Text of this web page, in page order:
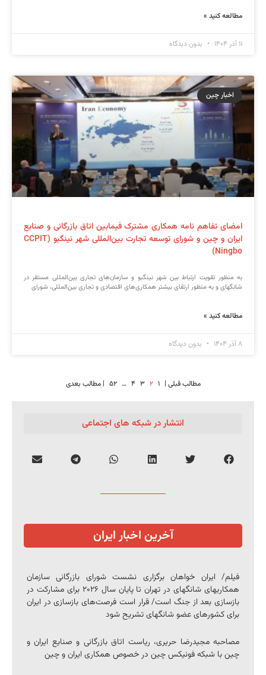
مطالعه کنید »
۱۱ آذر ۱۴۰۴ بدون دیدگاه
اخبار چین
امضای تفاهم نامه همکاری مشترک فیمابین اتاق بازرگانی و صنایع
ایران و چین و شورای توسعه تجارت بین‌المللی شهر نینگبو (CCPIT
Ningbo)
به منظور تقویت ارتباط بین شهر نینگبو و سازمان‌های تجاری بین‌المللی مستقر در
شانگهای و به منظور ارتقای بیشتر همکاری‌های اقتصادی و تجاری بین‌المللی، شورای
مطالعه کنید »
۸ آذر ۱۴۰۴ بدون دیدگاه
مطالب قبلی | ۱ ۲ ۳ ۴ … ۵۲ | مطالب بعدی
انتشار در شبکه های اجتماعی
آخرین اخبار ایران
فیلم/ ایران خواهان برگزاری نشست شورای بازرگانی سازمان
همکاری‎های شانگهای در تهران تا پایان سال ۲۰۲۶ برای مشارکت در
بازسازی بعد از جنگ است/ قرار است فرصت‌های بازسازی در ایران
برای کشورهای عضو شانگهای تشریح شود
مصاحبه مجیدرضا حریری، ریاست اتاق بازرگانی و صنایع ایران و
چین با شبکه فونیکس چین در خصوص همکاری ایران و چین